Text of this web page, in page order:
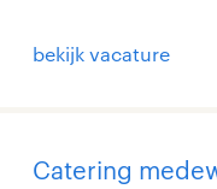
bekijk vacature
Catering